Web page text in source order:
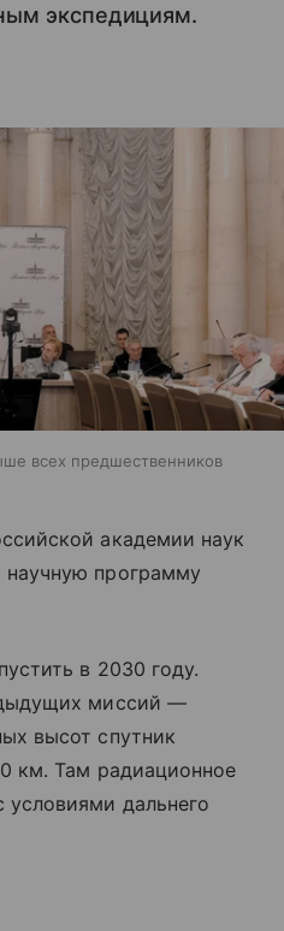
экспедициям.
всех предшественников
академии наук
программу
в 2030 году.
миссий —
высот спутник
км. Там радиационное
условиями дальнего